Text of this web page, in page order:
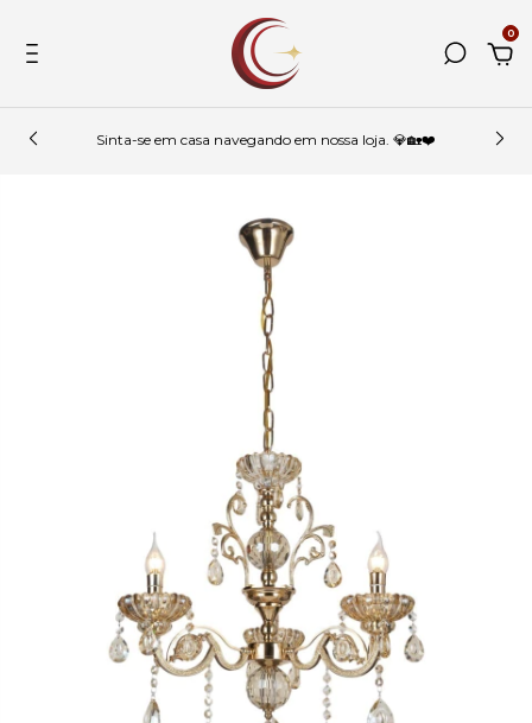
0
Sinta-se em casa navegando em nossa loja. 💎🏡❤️